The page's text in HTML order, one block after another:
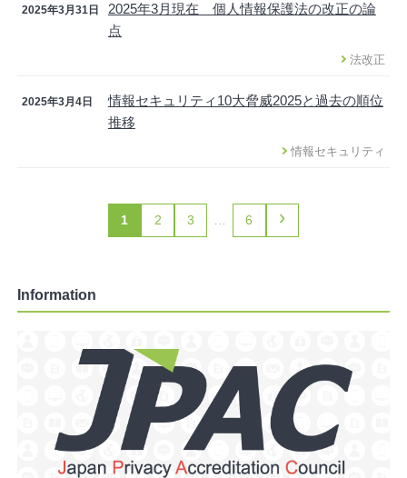
2025年3月31日
2025年3月現在 個人情報保護法の改正の論
点
法改正
2025年3月4日
情報セキュリティ10大脅威2025と過去の順位
推移
情報セキュリティ
1 2 3 … 6 ›
Information